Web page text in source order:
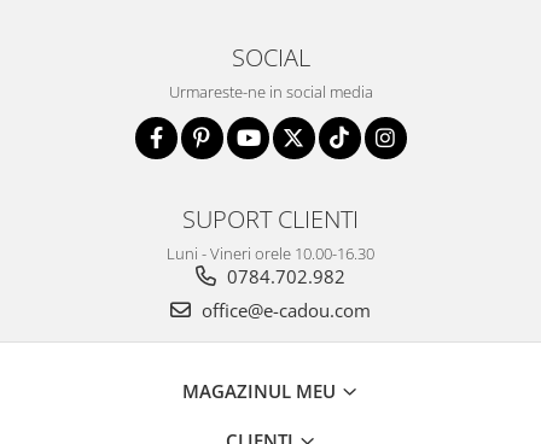
SOCIAL
Urmareste-ne in social media
SUPORT CLIENTI
Luni - Vineri orele 10.00-16.30
0784.702.982
office@e-cadou.com
MAGAZINUL MEU